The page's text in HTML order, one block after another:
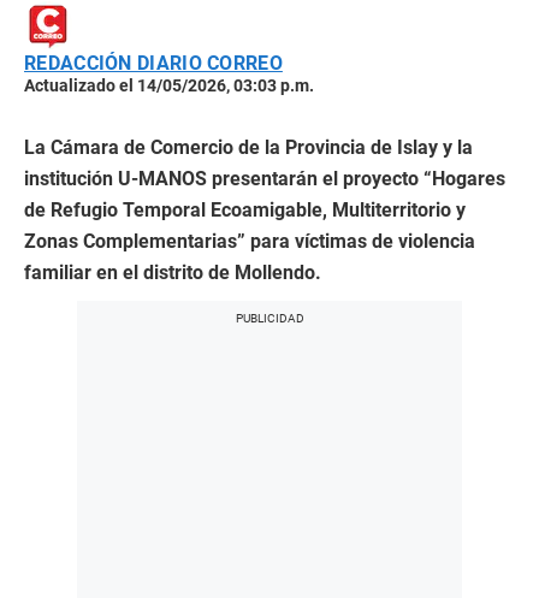
REDACCIÓN DIARIO CORREO
Actualizado el 14/05/2026, 03:03 p.m.
La Cámara de Comercio de la Provincia de Islay y la
institución U-MANOS presentarán el proyecto “Hogares
de Refugio Temporal Ecoamigable, Multiterritorio y
Zonas Complementarias” para víctimas de violencia
familiar en el distrito de Mollendo.